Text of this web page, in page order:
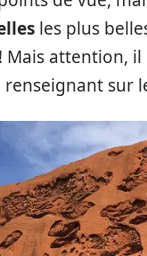
les plus
Mais attention,
sur